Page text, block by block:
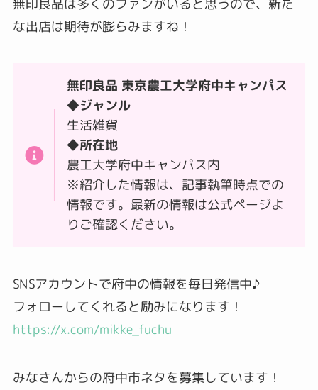
無印良品は多くのファンがいると思うので、新た
な出店は期待が膨らみますね！
無印良品 東京農工大学府中キャンパス
◆ジャンル
生活雑貨
◆所在地
農工大学府中キャンパス内
※紹介した情報は、記事執筆時点での
情報です。最新の情報は公式ページよ
りご確認ください。
SNSアカウントで府中の情報を毎日発信中♪
フォローしてくれると励みになります！
https://x.com/mikke_fuchu
みなさんからの府中市ネタを募集しています！